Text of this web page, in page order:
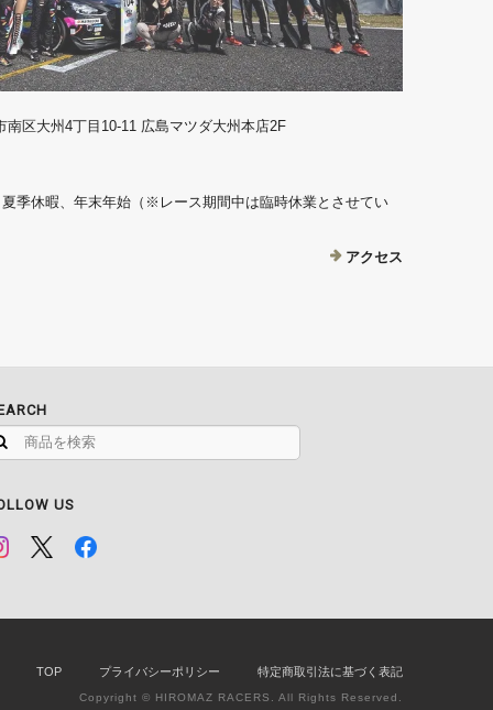
区大州4丁目10-11 広島マツダ大州本店2F
季休暇、年末年始（※レース期間中は臨時休業とさせてい
アクセス
US
TOP プライバシーポリシー 特定商取引法に基づく表記
Copyright © HIROMAZ RACERS. All Rights Reserved.